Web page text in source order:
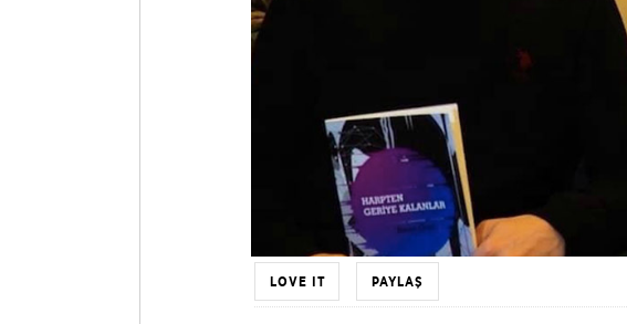
LOVE IT PAYLAŞ